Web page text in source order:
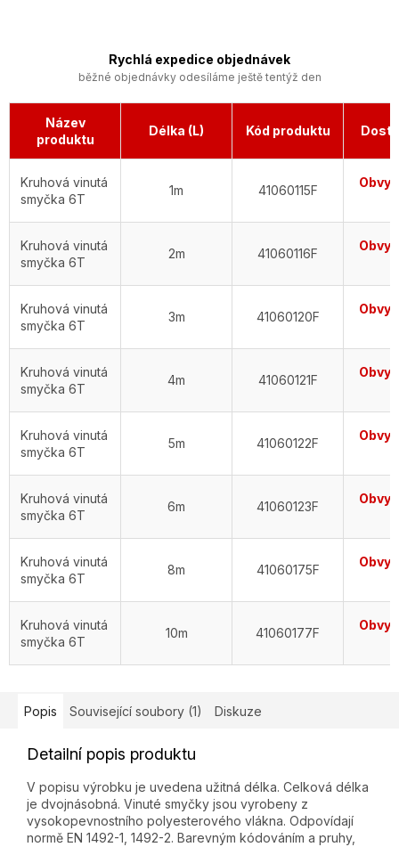
Rychlá expedice objednávek
běžné objednávky odesíláme ještě tentýž den
Název
produktu
Délka (L) Kód produktu
Kruhová vinutá
smyčka 6T
1m 41060115F
Kruhová vinutá
smyčka 6T
2m 41060116F
Kruhová vinutá
smyčka 6T
3m 41060120F
Kruhová vinutá
smyčka 6T
4m 41060121F
Kruhová vinutá
smyčka 6T
5m 41060122F
Kruhová vinutá
smyčka 6T
6m 41060123F
Kruhová vinutá
smyčka 6T
8m 41060175F
Kruhová vinutá
smyčka 6T
10m 41060177F
Popis Související soubory (1) Diskuze
Detailní popis produktu
V popisu výrobku je uvedena užitná délka. Celková délka
je dvojnásobná. Vinuté smyčky jsou vyrobeny z
vysokopevnostního polyesterového vlákna. Odpovídají
normě EN 1492-1, 1492-2. Barevným kódováním a pruhy,